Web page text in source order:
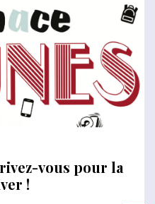
vous pour la
!